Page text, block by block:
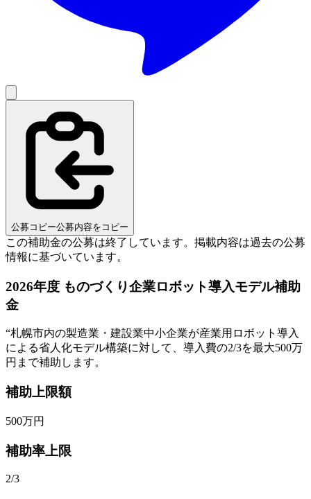
公募コピー公募内容をコピー
この補助金の公募は終了しています。 掲載内容は過去の公募
情報に基づいています。
2026年度 ものづくり企業ロボット導入モデル補助
金
“札幌市内の製造業・建設業中小企業が産業用ロボット導入
による省人化モデル構築に対して、導入費の2/3を最大500万
円まで補助します。
補助上限額
500万円
補助率上限
2/3